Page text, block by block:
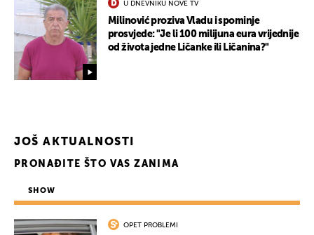
U DNEVNIKU NOVE TV
Milinović proziva Vladu i spominje
prosvjede: "Je li 100 milijuna eura vrijednije
od života jedne Ličanke ili Ličanina?"
JOŠ AKTUALNOSTI
PRONAĐITE ŠTO VAS ZANIMA
SHOW
OPET PROBLEMI